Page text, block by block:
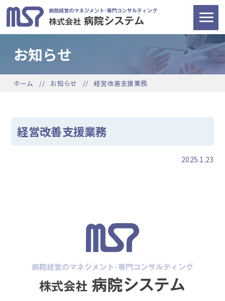
お知らせ
ホーム お知らせ 経営改善支援業務
経営改善支援業務
2025.1.23